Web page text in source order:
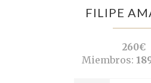
FILIPE
260€
Miembros: